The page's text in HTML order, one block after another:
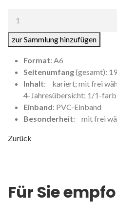
zur Sammlung hinzufügen
Format: A6
Seitenumfang(gesamt):
Inhalt: kariert; mit frei
4-Jahresübersicht; 1/1-
Einband: PVC-Einband
Besonderheit: mit frei
Zurück
Für Sie